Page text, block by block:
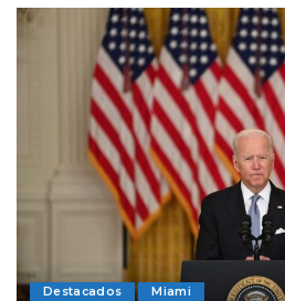
Destacados Miami